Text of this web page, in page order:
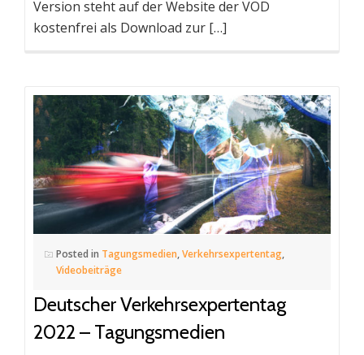
Version steht auf der Website der VOD
kostenfrei als Download zur […]
Posted in Tagungsmedien,Verkehrsexpertentag,
Videobeiträge
Deutscher Verkehrsexpertentag
2022 – Tagungsmedien